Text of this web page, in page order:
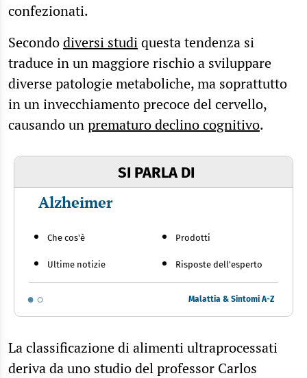
confezionati.
Secondodiversi studiquesta tendenza si
traduce in un maggiore rischio a sviluppare
diverse patologie metaboliche, ma soprattutto
in un invecchiamento precoce del cervello,
causando unprematuro declino cognitivo.
SI PARLA DI
Alzheimer
Che cos'è
Ultime notizie
Prodotti
Risposte dell'esperto
Malattia & Sintomi A-Z
La classificazione di alimenti ultraprocessati
deriva da uno studio del professor Carlos